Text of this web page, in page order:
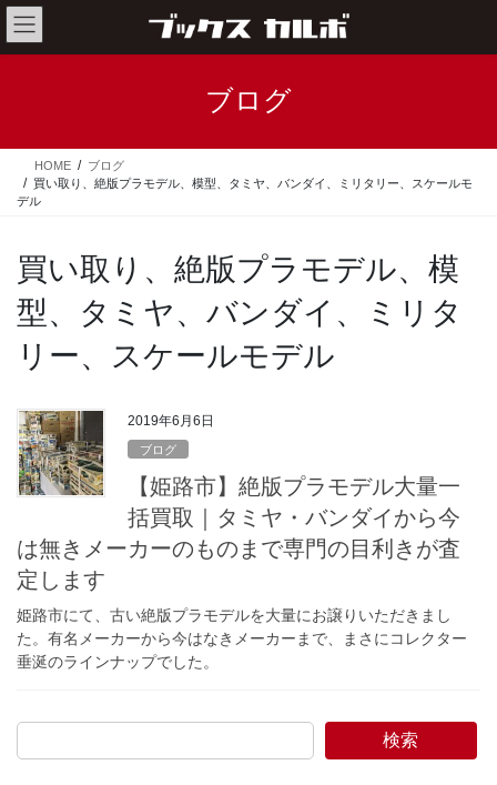
コ
ン
テ
ス
ナ
ビ
ゲ
ン
ブログ
HOME
ブログ
買い取り、絶版プラモデル、模型、タミヤ、バンダイ、ミリタリー、スケールモ
デル
買い取り、絶版プラモデル、模
型、タミヤ、バンダイ、ミリタ
リー、スケールモデル
2019年6月6日
ブログ
【姫路市】絶版プラモデル大量一
括買取｜タミヤ・バンダイから今
は無きメーカーのものまで専門の目利きが査
定します
姫路市にて、古い絶版プラモデルを大量にお譲りいただきまし
た。有名メーカーから今はなきメーカーまで、まさにコレクター
垂涎のラインナップでした。
検索